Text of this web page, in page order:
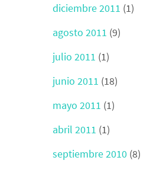
diciembre 2011 (1)
agosto 2011 (9)
julio 2011 (1)
junio 2011 (18)
mayo 2011 (1)
abril 2011 (1)
septiembre 2010 (8)